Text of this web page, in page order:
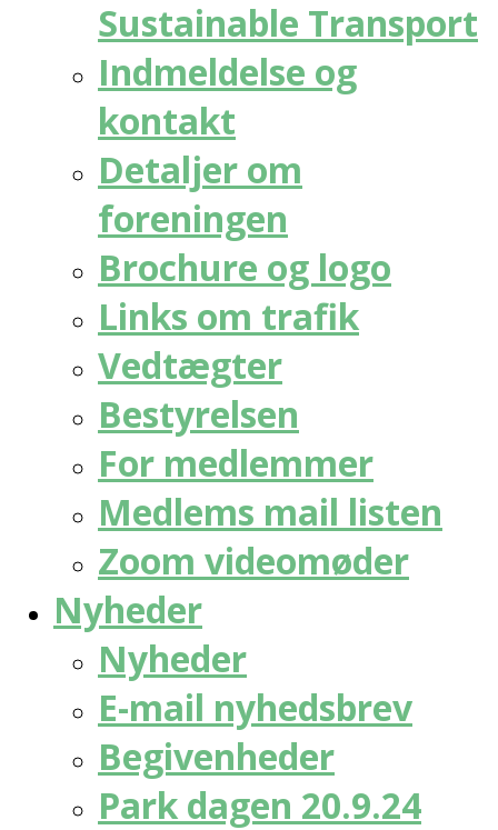
Sustainable Transport
Indmeldelse og
kontakt
Detaljer om
foreningen
Brochure og logo
Links om trafik
Vedtægter
Bestyrelsen
For medlemmer
Medlems mail listen
Zoom videomøder
Nyheder
Nyheder
E-mail nyhedsbrev
Begivenheder
Park dagen 20.9.24